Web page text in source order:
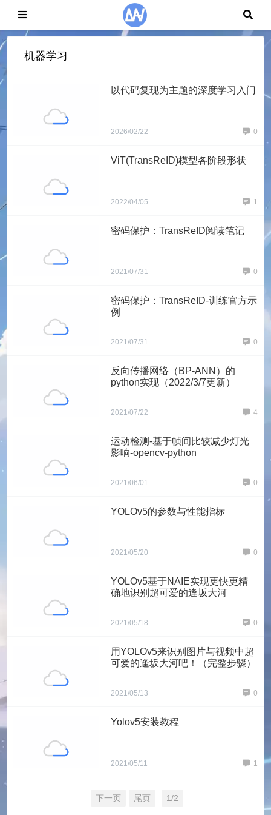
机器学习
以代码复现为主题的深度学习入门
2026/02/22 0
ViT(TransReID)模型各阶段形状
2022/04/05 1
密码保护：TransReID阅读笔记
2021/07/31 0
密码保护：TransReID-训练官方示
例
2021/07/31 0
反向传播网络（BP-ANN）的
python实现（2022/3/7更新）
2021/07/22 4
运动检测-基于帧间比较减少灯光
影响-opencv-python
2021/06/01 0
YOLOv5的参数与性能指标
2021/05/20 0
YOLOv5基于NAIE实现更快更精
确地识别超可爱的逢坂大河
2021/05/18 0
用YOLOv5来识别图片与视频中超
可爱的逢坂大河吧！（完整步骤）
2021/05/13 0
Yolov5安装教程
2021/05/11 1
下一页 尾页 1/2